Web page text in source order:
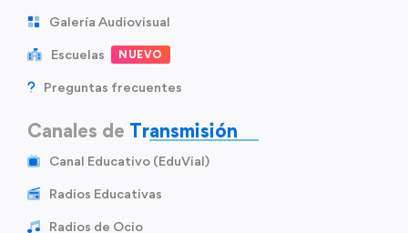
Galería Audiovisual
Escuelas NUEVO
Preguntas frecuentes
Canales de Transmisión
Canal Educativo (EduVial)
Radios Educativas
Radios de Ocio